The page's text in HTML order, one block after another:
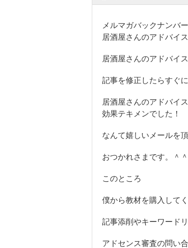
メルマガバックナンバー
居酒屋さんのアドバイ
居酒屋さんのアドバイ
記事を修正したらすぐ
居酒屋さんのアドバイ
効果テキメンでした！
なんて嬉しいメールを頂
おつかれさまです。＾
このところ
僕から教材を購入して
記事添削やキーワード
アドセンス審査の問い